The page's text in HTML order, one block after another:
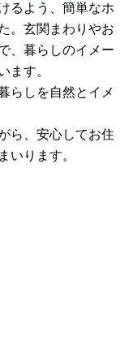
るよう、簡単なホ
。玄関まわりやお
、暮らしのイメー
ます。
らしを自然とイメ
ら、安心してお住
いります。